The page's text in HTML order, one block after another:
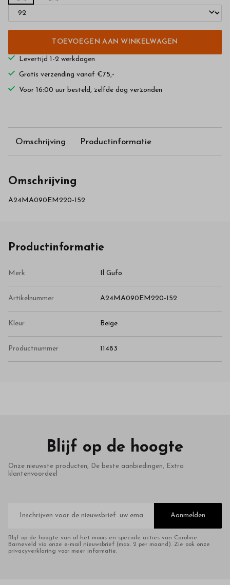
TOEVOEGEN AAN WINKELWAGEN
Levertijd 1-2 werkdagen
Gratis verzending vanaf €75,-
Voor 16:00 uur besteld, zelfde dag verzonden
Omschrijving Productinformatie
Omschrijving
A24MA090EM220-152
Productinformatie
Merk Il Gufo
Artikelnummer A24MA090EM220-152
Kleur Beige
Productnummer 11483
Blijf op de hoogte
Onze nieuwste producten, De beste aanbiedingen, Extra
klantenvoordeel
mailadres
Aanmelden
Blijf op de hoogte van al het moois en speciale acties van Caroline
Barneveld via onze e-mail nieuwsbrief (max. 2 per maand). Zie ook onze
privacyverklaring voor meer informatie.